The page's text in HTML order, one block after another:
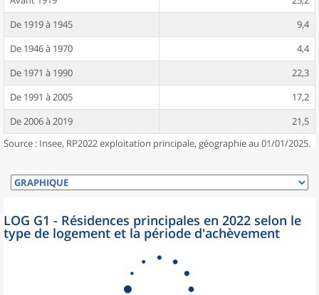
De 1919 à 1945
9,4
De 1946 à 1970
4,4
De 1971 à 1990
22,3
De 1991 à 2005
17,2
De 2006 à 2019
21,5
Source : Insee, RP2022 exploitation principale, géographie au 01/01/2025.
LOG G1 - Résidences principales en 2022 selon le
type de logement et la période d'achèvement